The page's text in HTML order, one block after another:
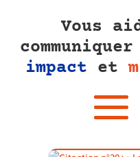
Vous
impact et